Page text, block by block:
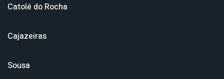
Catolé do Rocha
Cajazeiras
Sousa